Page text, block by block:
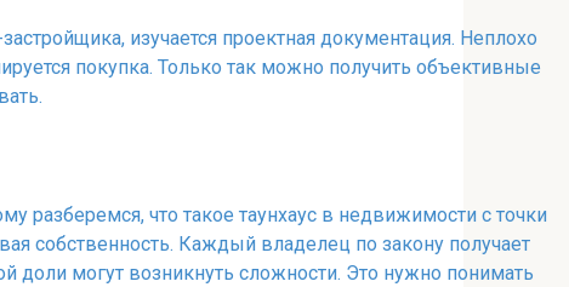
изучается проектная документация. Неплохо
покупка. Только так можно получить объективные
разберемся, что такое таунхаус в недвижимости с точки
собственность. Каждый владелец по закону получает
могут возникнуть сложности. Это нужно понимать